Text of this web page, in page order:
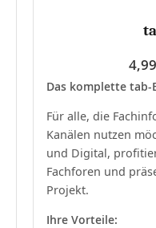
Das komplette tab-
Für alle, die
Kanälen nutzen
und Digital,
Fachforen und
Projekt.
Ihre Vorteile: